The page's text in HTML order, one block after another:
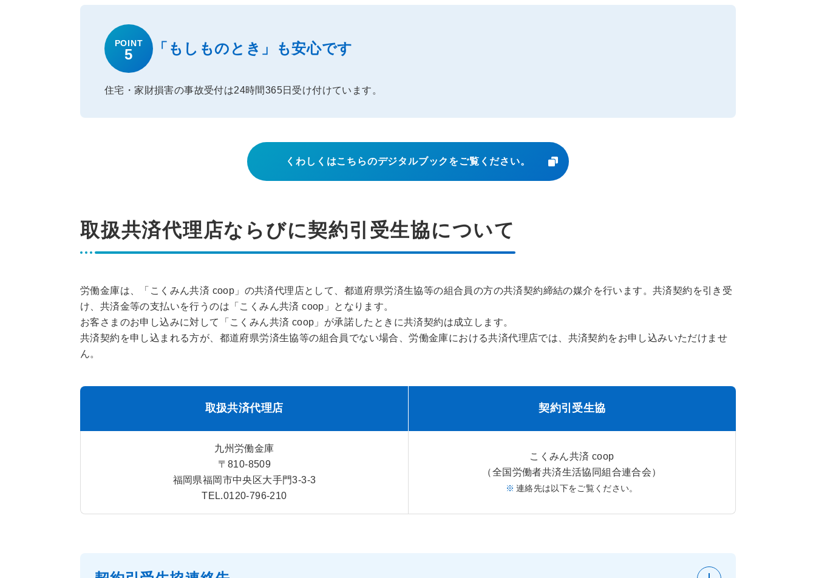
POINT
5 「もしものとき」も安心です
住宅・家財損害の事故受付は24時間365日受け付けています。
くわしくはこちらのデジタルブックをご覧ください。
取扱共済代理店ならびに契約引受生協について
労働金庫は、「こくみん共済 coop」の共済代理店として、都道府県労済生協等の組合員の方の共済契約締結の媒介を行います。共済契約を引き受
け、共済金等の支払いを行うのは「こくみん共済 coop」となります。
お客さまのお申し込みに対して「こくみん共済 coop」が承諾したときに共済契約は成立します。
共済契約を申し込まれる方が、都道府県労済生協等の組合員でない場合、労働金庫における共済代理店では、共済契約をお申し込みいただけませ
ん。
取扱共済代理店 契約引受生協
九州労働金庫
〒810-8509
福岡県福岡市中央区大手門3-3-3
TEL.0120-796-210
こくみん共済 coop
（全国労働者共済生活協同組合連合会）
連絡先は以下をご覧ください。